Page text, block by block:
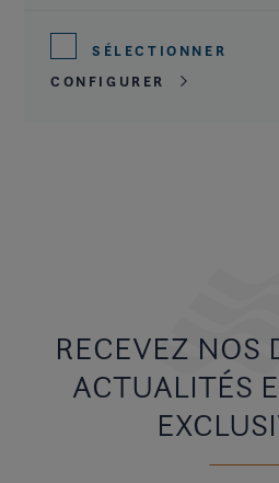
SÉLECTIONNER
CONFIGURER
RECEVEZ NOS
ACTUALITÉS